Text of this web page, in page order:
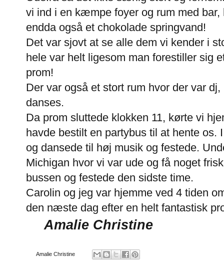
vi ind i en kæmpe foyer og rum med
endda også et chokolade springvand!
Det var sjovt at se alle dem vi kender i
hele var helt ligesom man forestiller sig
prom!
Der var også et stort rum hvor der var
danses.
Da prom sluttede klokken 11, kørte vi
havde bestilt en partybus til at hente os.
og dansede til høj musik og festede.
Michigan hvor vi var ude og få noget
bussen og festede den sidste time.
Carolin og jeg var hjemme ved 4 tiden
den næste dag efter en helt fantastisk
Amalie Christine
Amalie Christine